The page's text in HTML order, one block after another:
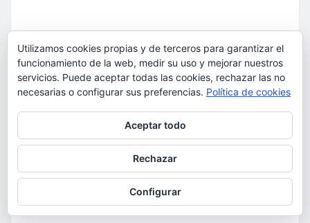
Utilizamos cookies propias y de terceros para garantizar el
funcionamiento de la web, medir su uso y mejorar nuestros
servicios. Puede aceptar todas las cookies, rechazar las no
necesarias o configurar sus preferencias. Política de cookies
Aceptar todo
Rechazar
Configurar
Para obtener más información, incluido cómo gestionar las cookies,